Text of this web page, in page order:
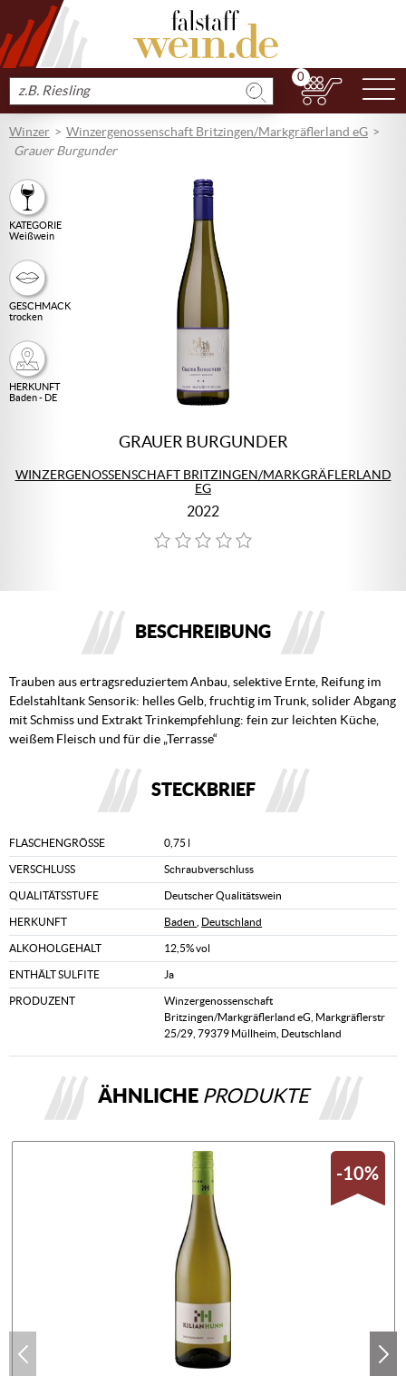
Produkt
suchen
0
Winzer
Winzergenossenschaft Britzingen/Markgräflerland eG
Grauer Burgunder
KATEGORIE
Weißwein
GESCHMACK
trocken
HERKUNFT
Baden - DE
GRAUER BURGUNDER
WINZERGENOSSENSCHAFT BRITZINGEN/MARKGRÄFLERLAND
EG
2022
BESCHREIBUNG
Trauben aus ertragsreduziertem Anbau, selektive Ernte, Reifung im
Edelstahltank Sensorik: helles Gelb, fruchtig im Trunk, solider Abgang
mit Schmiss und Extrakt Trinkempfehlung: fein zur leichten Küche,
weißem Fleisch und für die „Terrasse“
STECKBRIEF
FLASCHENGRÖSSE 0,75 l
VERSCHLUSS Schraubverschluss
QUALITÄTSSTUFE Deutscher Qualitätswein
HERKUNFT Baden Deutschland
ALKOHOLGEHALT 12,5% vol
ENTHÄLT SULFITE Ja
PRODUZENT
Winzergenossenschaft
Britzingen/Markgräflerland eG, Markgräflerstr
25/29, 79379 Müllheim, Deutschland
ÄHNLICHE PRODUKTE
-10%